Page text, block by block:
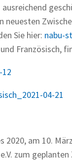
neuesten
Sie hier: nabu-
Französisch,
04-21
am 10.
zum